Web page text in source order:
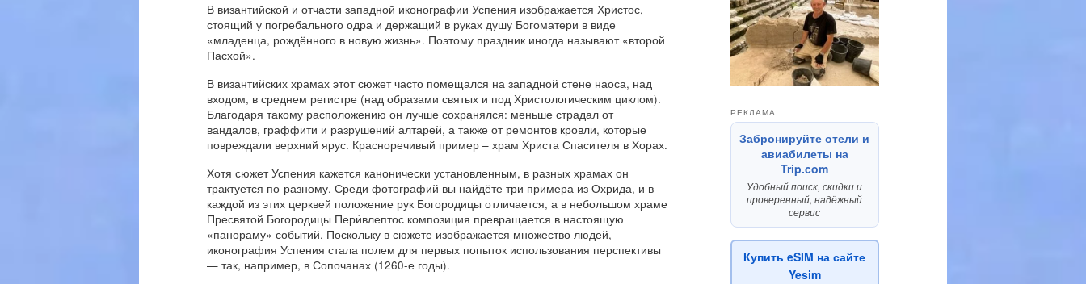
В византийской и отчасти западной иконографии Успения изображается Христос,
стоящий у погребального одра и держащий в руках душу Богоматери в виде
«младенца, рождённого в новую жизнь». Поэтому праздник иногда называют «второй
Пасхой».
В византийских храмах этот сюжет часто помещался на западной стене наоса, над
входом, в среднем регистре (над образами святых и под Христологическим циклом).
Благодаря такому расположению он лучше сохранялся: меньше страдал от
вандалов, граффити и разрушений алтарей, а также от ремонтов кровли, которые
повреждали верхний ярус. Красноречивый пример – храм Христа Спасителя в Хорах.
Хотя сюжет Успения кажется канонически установленным, в разных храмах он
трактуется по-разному. Среди фотографий вы найдёте три примера из Охрида, и в
каждой из этих церквей положение рук Богородицы отличается, а в небольшом храме
Пресвятой Богородицы Пери́влептос композиция превращается в настоящую
«панораму» событий. Поскольку в сюжете изображается множество людей,
иконография Успения стала полем для первых попыток использования перспективы
— так, например, в Сопочанах (1260-е годы).
РЕКЛАМА
Забронируйте отели и
авиабилеты на
Trip.com
Удобный поиск, скидки и
проверенный, надёжный
сервис
Купить eSIM на сайте
Yesim